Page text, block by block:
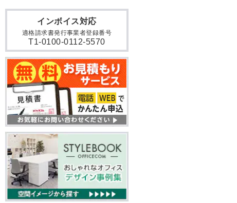
インボイス対応
適格請求書発行事業者登録番号
T1-0100-0112-5570